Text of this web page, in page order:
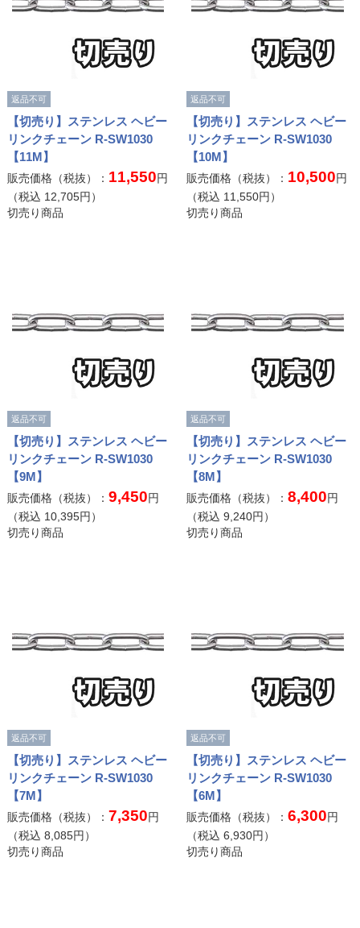
返品不可
【切売り】ステンレス ヘビー
リンクチェーン R-SW1030
【11M】
販売価格（税抜）： 11,550円
（税込 12,705円）
切売り商品
返品不可
【切売り】ステンレス ヘビー
リンクチェーン R-SW1030
【10M】
販売価格（税抜）： 10,500円
（税込 11,550円）
切売り商品
返品不可
【切売り】ステンレス ヘビー
リンクチェーン R-SW1030
【9M】
販売価格（税抜）： 9,450円
（税込 10,395円）
切売り商品
返品不可
【切売り】ステンレス ヘビー
リンクチェーン R-SW1030
【8M】
販売価格（税抜）：8,400円
（税込9,240円）
切売り商品
返品不可
【切売り】ステンレス ヘビー
リンクチェーン R-SW1030
【7M】
販売価格（税抜）： 7,350円
（税込 8,085円）
切売り商品
返品不可
【切売り】ステンレス ヘビー
リンクチェーン R-SW1030
【6M】
販売価格（税抜）：6,300円
（税込6,930円）
切売り商品